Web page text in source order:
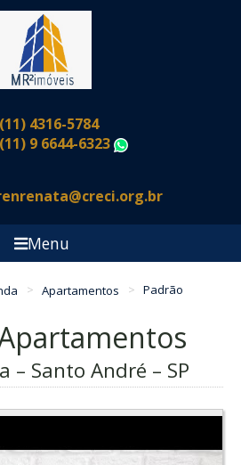
(11) 4316-5784
(11) 9 6644-6323
Menu
Apartamentos Padrão
Apartamentos
– Santo André – SP